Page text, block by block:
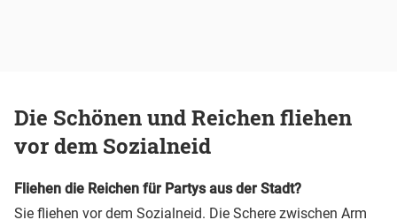
Die Schönen und Reichen fliehen
vor dem Sozialneid
Fliehen die Reichen für Partys aus der Stadt?
Sie fliehen vor dem Sozialneid. Die Schere zwischen Arm